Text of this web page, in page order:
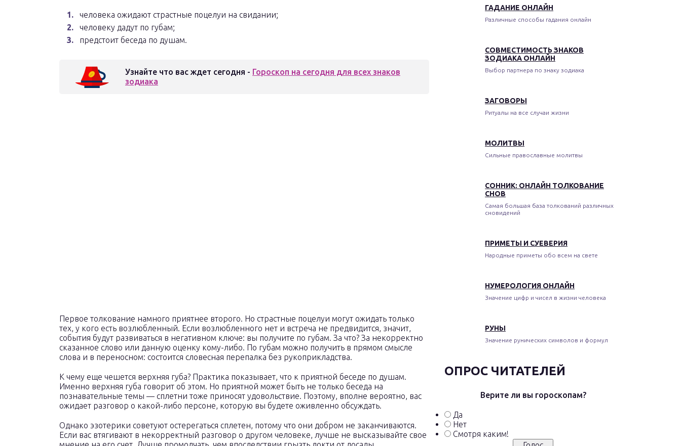
человека ожидают страстные поцелуи на свидании;
человеку дадут по губам;
предстоит беседа по душам.
Узнайте что вас ждет сегодня - Гороскоп на сегодня для всех знаков
зодиака
Первое толкование намного приятнее второго. Но страстные поцелуи могут ожидать только
тех, у кого есть возлюбленный. Если возлюбленного нет и встреча не предвидится, значит,
события будут развиваться в негативном ключе: вы получите по губам. За что? За некорректно
сказанное слово или данную оценку кому-либо. По губам можно получить в прямом смысле
слова и в переносном: состоится словесная перепалка без рукоприкладства.
К чему еще чешется верхняя губа? Практика показывает, что к приятной беседе по душам.
Именно верхняя губа говорит об этом. Но приятной может быть не только беседа на
познавательные темы — сплетни тоже приносят удовольствие. Поэтому, вполне вероятно, вас
ожидает разговор о какой-либо персоне, которую вы будете оживленно обсуждать.
Однако эзотерики советуют остерегаться сплетен, потому что они добром не заканчиваются.
Если вас втягивают в некорректный разговор о другом человеке, лучше не высказывайте свое
ГАДАНИЕ ОНЛАЙН
Различные способы гадания онлайн
СОВМЕСТИМОСТЬ ЗНАКОВ
ЗОДИАКА ОНЛАЙН
Выбор партнера по знаку зодиака
ЗАГОВОРЫ
Ритуалы на все случаи жизни
МОЛИТВЫ
Сильные православные молитвы
СОННИК: ОНЛАЙН ТОЛКОВАНИЕ
СНОВ
Самая большая база толкований различных
сновидений
ПРИМЕТЫ И СУЕВЕРИЯ
Народные приметы обо всем на свете
НУМЕРОЛОГИЯ ОНЛАЙН
Значение цифр и чисел в жизни человека
РУНЫ
Значение рунических символов и формул
ОПРОС ЧИТАТЕЛЕЙ
Верите ли вы гороскопам?
Да
Нет
Смотря каким!